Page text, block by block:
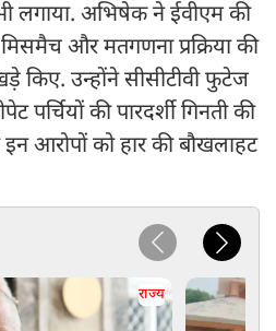
लगाया. अभिषेक ने ईवीएम की
और मतगणना प्रक्रिया की
किए. उन्होंने सीसीटीवी फुटेज
पर्चियों की पारदर्शी गिनती की
इन आरोपों को हार की बौखलाहट
राज्य